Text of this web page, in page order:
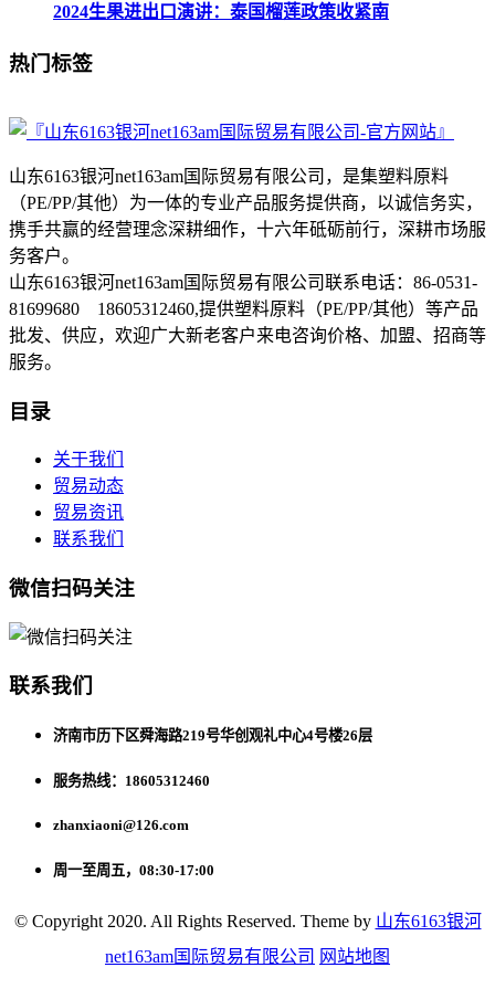
2024生果进出口演讲：泰国榴莲政策收紧南
热门标签
山东6163银河net163am国际贸易有限公司，是集塑料原料
（PE/PP/其他）为一体的专业产品服务提供商，以诚信务实，
携手共赢的经营理念深耕细作，十六年砥砺前行，深耕市场服
务客户。
山东6163银河net163am国际贸易有限公司联系电话：86-0531-
81699680 18605312460,提供塑料原料（PE/PP/其他）等产品
批发、供应，欢迎广大新老客户来电咨询价格、加盟、招商等
服务。
目录
关于我们
贸易动态
贸易资讯
联系我们
微信扫码关注
联系我们
济南市历下区舜海路219号华创观礼中心4号楼26层
服务热线：18605312460
zhanxiaoni@126.com
周一至周五，08:30-17:00
© Copyright 2020. All Rights Reserved. Theme by 山东6163银河
net163am国际贸易有限公司 网站地图